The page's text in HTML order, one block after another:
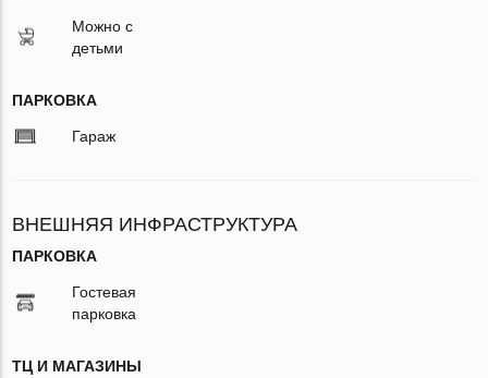
Можно с
детьми
ПАРКОВКА
Гараж
ВНЕШНЯЯ ИНФРАСТРУКТУРА
ПАРКОВКА
Гостевая
парковка
ТЦ И МАГАЗИНЫ